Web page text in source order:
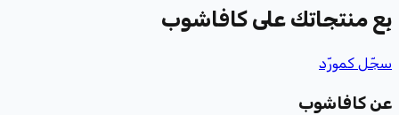
بِع منتجاتك على كافاشوب
سجّل كمورّد
عن كافاشوب